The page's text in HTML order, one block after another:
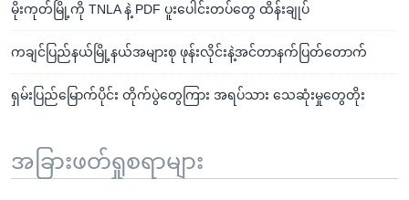
မိုးကုတ်မြို့ကို TNL‌A နဲ့ PDF ပူးပေါင်းတပ်တွေ ထိန်းချုပ်
ကချင်ပြည်နယ်မြို့နယ်အများစု ဖုန်းလိုင်းနဲ့အင်တာနက်ပြတ်တောက်
ရှမ်းပြည်မြောက်ပိုင်း တိုက်ပွဲတွေကြား အရပ်သား သေဆုံးမှုတွေတိုး
အခြားဖတ်ရှုစရာများ